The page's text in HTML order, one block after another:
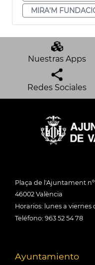
MIRA’M
Nuestras Apps
Redes Sociales
Plaça de l'Ajuntament nº
46002 València
Horarios: lunes a viernes
Teléfono: 963 52 54 78
Ayuntamiento